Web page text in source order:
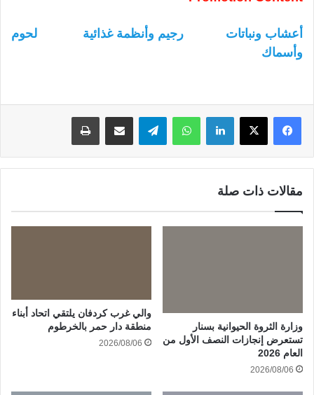
أعشاب ونباتات رجيم وأنظمة غذائية
لحوم
وأسماك
لينكدإن واتساب
مقالات ذات صلة
وزارة الثروة الحيوانية بسنار
تستعرض إنجازات النصف الأول من
العام 2026
2026/08/06
والي غرب كردفان يلتقي اتحاد أبناء
منطقة دار حمر بالخرطوم
2026/08/06